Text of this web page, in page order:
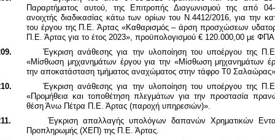
Παραρτήματος αυτού, της Επιτροπής Διαγωνισμού της από 04-
ανοιχτής διαδικασίας κάτω των ορίων του Ν.4412/2016, για την
του έργου της Π.Ε. Άρτας «Καθαρισμός – άρση προσχώσεων
Π.Ε. Άρτας για το έτος 2023», προϋπολογισμού € 120.000,00 με
Έγκριση ανάθεσης για την υλοποίηση του υποέργου της
«Μίσθωση μηχανημάτων έργου για την «Μίσθωση μηχανημάτων
την αποκατάσταση τμήματος αναχώματος στην τάφρο Τ0
Έγκριση ανάθεσηςγια την υλοποίηση του υποέργου της
«Προμήθεια και τοποθέτηση πλεγμάτων για την προστασία
θέση Άνω Πέτρα Π.Ε. Άρτας (παροχή υπηρεσιών)».
Έγκριση απαλλαγής υπολόγων δαπανών Χρηματικών
Προπληρωμής (ΧΕΠ) της Π.Ε. Άρτας.